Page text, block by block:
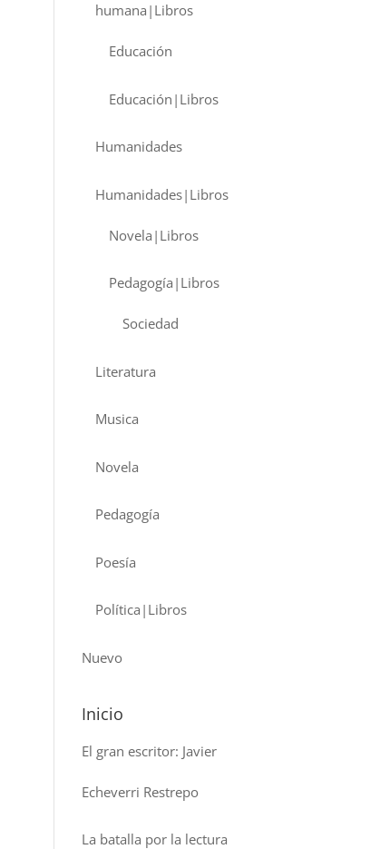
humana|Libros
Educación
Educación|Libros
Humanidades
Humanidades|Libros
Novela|Libros
Pedagogía|Libros
Sociedad
Literatura
Musica
Novela
Pedagogía
Poesía
Política|Libros
Nuevo
Inicio
El gran escritor: Javier
Echeverri Restrepo
La batalla por la lectura